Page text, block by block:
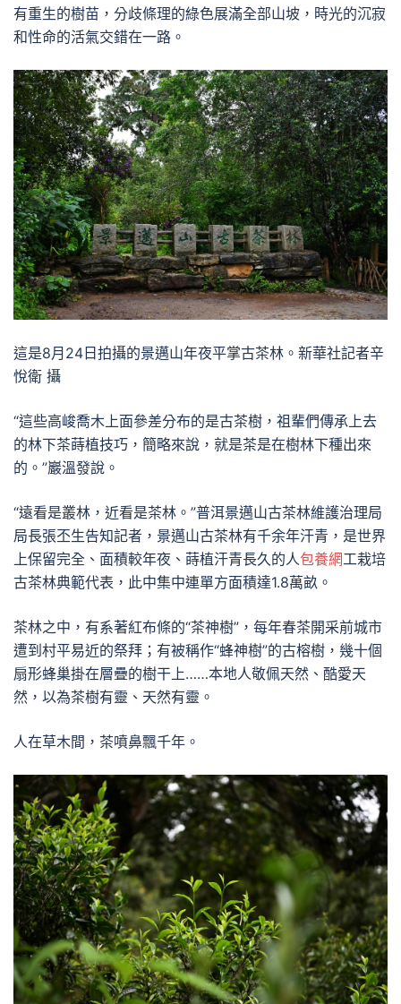
有重生的樹苗，分歧條理的綠色展滿全部山坡，時光的沉寂
和性命的活氣交錯在一路。
這是8月24日拍攝的景邁山年夜平掌古茶林。新華社記者辛
悅衛 攝
“這些高峻喬木上面參差分布的是古茶樹，祖輩們傳承上去
的林下茶蒔植技巧，簡略來說，就是茶是在樹林下種出來
的。”巖溫發說。
“遠看是叢林，近看是茶林。”普洱景邁山古茶林維護治理局
局長張丕生告知記者，景邁山古茶林有千余年汗青，是世界
上保留完全、面積較年夜、蒔植汗青長久的人包養網工栽培
古茶林典範代表，此中集中連單方面積達1.8萬畝。
茶林之中，有系著紅布條的“茶神樹”，每年春茶開采前城市
遭到村平易近的祭拜；有被稱作“蜂神樹”的古榕樹，幾十個
扇形蜂巢掛在層疊的樹干上……本地人敬佩天然、酷愛天
然，以為茶樹有靈、天然有靈。
人在草木間，茶噴鼻飄千年。